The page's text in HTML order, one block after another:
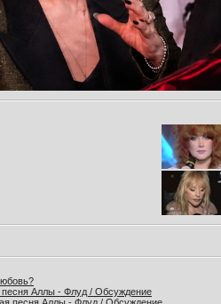
Аллы - Флуд / Обсуждение